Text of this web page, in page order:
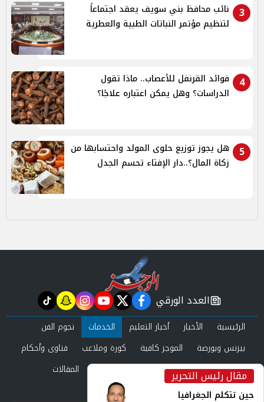
3
نائب محافظ بني سويف يعقد اجتماعاً
لتنظيم مؤتمر النباتات الطبية والعطرية
4
فوائد القرنفل للأعصاب.. ماذا تقول
الدراسات؟ وهل يمكن اعتباره علاجًا؟
5
هل يجوز توزيع حلوى المولد واحتسابها من
زكاة المال؟..دار الإفتاء تحسم الجدل
مقال رئيس التحرير
حين تتكلم الجغرافيا
newspaper
العدد الورقي facebook
twitter
youtube
instagram
snapchat
tiktok
الرئيسية الأخبار أخبار التعليم الخدمات
نجوم الفن
بيزنس وبورصة
الموجز كافية كورة وملاعب
فتاوى وأحكام
صحة وجمال
عرب وعالم حوادث ومحاكم
المقالات
العدد الورقي